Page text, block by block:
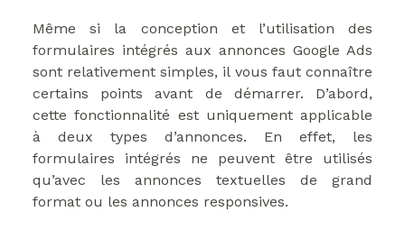
Même si la conception et l’utilisation des
formulaires intégrés aux annonces Google Ads
sont relativement simples, il vous faut connaître
certains points avant de démarrer. D’abord,
cette fonctionnalité est uniquement applicable
à deux types d’annonces. En effet, les
formulaires intégrés ne peuvent être utilisés
qu’avec les annonces textuelles de grand
format ou les annonces responsives.